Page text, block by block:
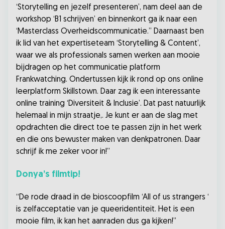
‘Storytelling en jezelf presenteren’, nam deel aan de
workshop ‘B1 schrijven’ en binnenkort ga ik naar een
‘Masterclass Overheidscommunicatie.’’ Daarnaast ben
ik lid van het expertiseteam ‘Storytelling & Content’,
waar we als professionals samen werken aan mooie
bijdragen op het communicatie platform
Frankwatching. Ondertussen kijk ik rond op ons online
leerplatform Skillstown. Daar zag ik een interessante
online training ‘Diversiteit & Inclusie’. Dat past natuurlijk
helemaal in mijn straatje,. Je kunt er aan de slag met
opdrachten die direct toe te passen zijn in het werk
en die ons bewuster maken van denkpatronen. Daar
schrijf ik me zeker voor in!”
Donya’s filmtip!
“De rode draad in de bioscoopfilm ‘All of us strangers ‘
is zelfacceptatie van je queeridentiteit. Het is een
mooie film, ik kan het aanraden dus ga kijken!”